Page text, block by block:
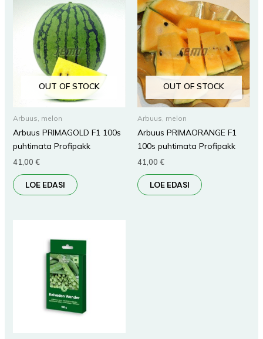
OUT OF STOCK
Arbuus, melon
Arbuus PRIMAGOLD F1 100s
puhtimata Profipakk
41,00 €
LOE EDASI
OUT OF STOCK
Arbuus, melon
Arbuus PRIMAORANGE F1
100s puhtimata Profipakk
41,00 €
LOE EDASI